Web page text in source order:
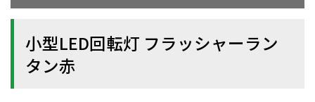
小型LED回転灯 フラッシャーラン
タン赤